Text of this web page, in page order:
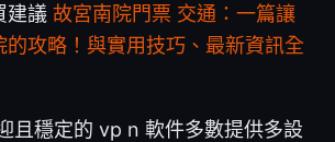
建議 故宮南院門票 交通：一篇讓
的攻略！與實用技巧、最新資訊全
且穩定的 vp n 軟件多數提供多設